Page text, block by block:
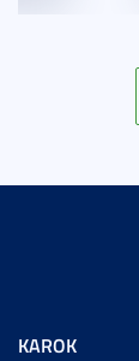
KAROK